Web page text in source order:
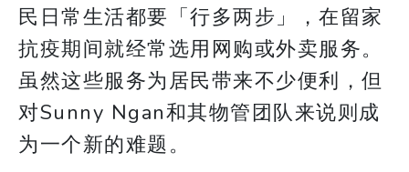
民日常生活都要「行多两步」，在留家
抗疫期间就经常选用网购或外卖服务。
虽然这些服务为居民带来不少便利，但
对Sunny Ngan和其物管团队来说则成
为一个新的难题。